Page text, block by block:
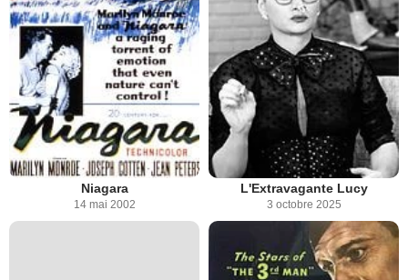
Niagara
14 mai 2002
L'Extravagante Lucy
3 octobre 2025